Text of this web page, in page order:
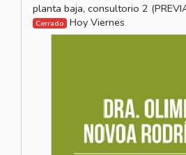
planta baja, consultorio 2
Cerrado Hoy Viernes